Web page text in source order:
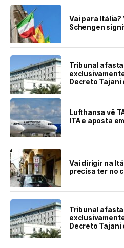
Vai para Itália?
Schengen
Tribunal afasta
Decreto Tajani
Lufthansa vê
ITA e aposta
Vai dirigir na
precisa ter no
Tribunal afasta
Decreto Tajani